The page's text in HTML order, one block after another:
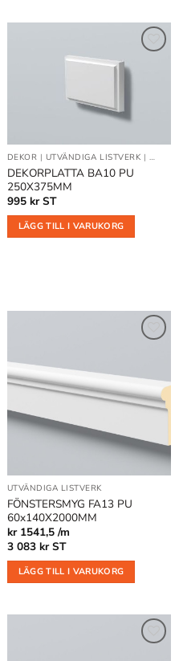
DEKOR | UTVÄNDIGA LISTVERK |
DEKORPLATTA BA10 PU
250X375MM
995 kr ST
LÄGG TILL I VARUKORG
i
önskelistan
UTVÄNDIGA LISTVERK
FÖNSTERSMYG FA13 PU
60x140X2000MM
kr 1541,5 /m
3 083 kr ST
LÄGG TILL I VARUKORG